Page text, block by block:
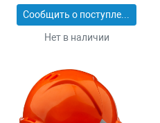
Сообщить о поступлении
Нет в наличии